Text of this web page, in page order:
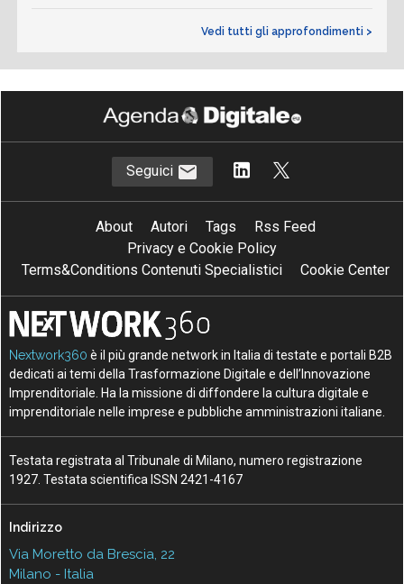
Vedi tutti gli approfondimenti >
Seguici
About Autori Tags
Rss Feed
Privacy e Cookie Policy
Terms&Conditions Contenuti Specialistici
Cookie Center
Nextwork360 è il più grande network in Italia di testate e portali B2B
dedicati ai temi della Trasformazione Digitale e dell’Innovazione
Imprenditoriale. Ha la missione di diffondere la cultura digitale e
imprenditoriale nelle imprese e pubbliche amministrazioni italiane.
Testata registrata al Tribunale di Milano, numero registrazione
1927. Testata scientifica ISSN 2421-4167
Indirizzo
Via Moretto da Brescia, 22
Milano - Italia